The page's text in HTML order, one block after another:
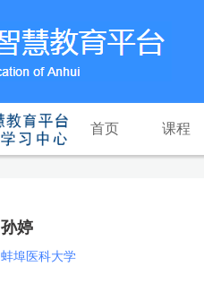
首页 课程
孙婷
蚌埠医科大学